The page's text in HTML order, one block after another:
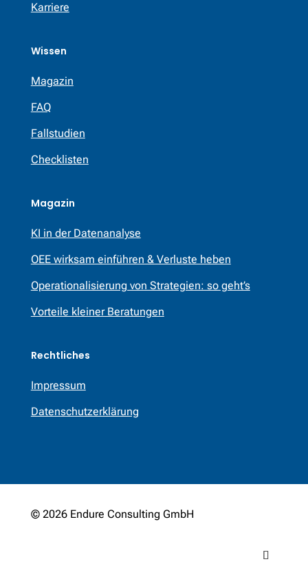
Karriere
Wissen
Magazin
FAQ
Fallstudien
Checklisten
Magazin
KI in der Datenanalyse
OEE wirksam einführen & Verluste heben
Operationalisierung von Strategien: so geht’s
Vorteile kleiner Beratungen
Rechtliches
Impressum
Datenschutzerklärung
© 2026 Endure Consulting GmbH